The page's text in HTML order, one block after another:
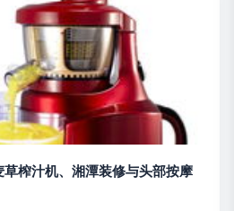
榨汁机、湘潭装修与头部按摩